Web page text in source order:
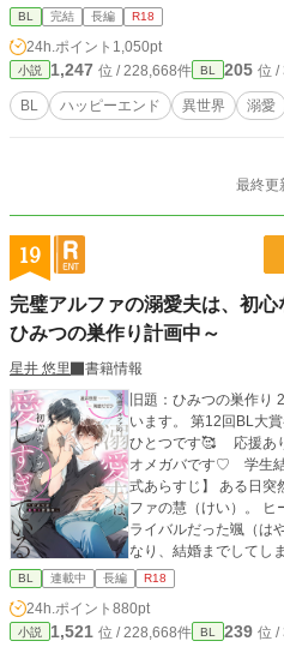
ました！ プロフのweb
ら、お話と一緒に楽し
す！ 表紙や動画にはAI
ておりません 皆さまの応援のおかげで『もふもふ獣人に転生
したら、最愛の推しに
ありがとうございます！
BL 完結 長編 R18
24h.ポイント 1,050pt
小説 1,247 位 / 228,668件 BL 205 位 /
BL ハッピーエンド 異世界 溺愛
最終更
19
完璧アルファの溺愛夫は、初
ひみつの巣作り計画中～
星井 悠里
書籍情報
旧題：ひみつの巣作り 2026/6/10💖書籍化✨ ありがとうござ
います。 第12回BL大賞参加し、 ３作品奨励賞を頂いた内の
ひとつです🥰 応援ありがと
オメガバです♡ 学生結
式あらすじ】 ある日突然オメガに変性してしまった、元アル
ファの慧（けい）。 ヒートになっていたところを、かつての
ライバルだった颯（は
なり、結婚までしてしまった。 中高生時代に
いたけれど、夫になっ
く、甘く蕩けるような愛をくれる。 慧
ても幸せに過ごしていた
命の番だから、相手の
BL 連載中 長編 R18
24h.ポイント 880pt
小説 1,521 位 / 228,668件 BL 239 位 /